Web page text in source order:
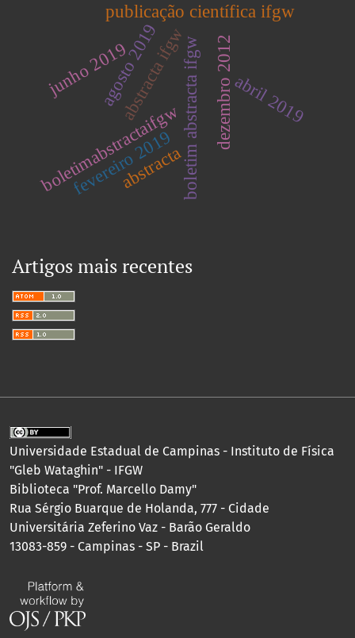
abstracta ifgwboletim abstracta ifgwdezembro 2012
boletimabstractaifgw
agosto 2019
junho 2019
publicação científica ifgw
abril 2019
fevereiro 2019
abstracta
Artigos mais recentes
Universidade Estadual de Campinas - Instituto de Física
"Gleb Wataghin" - IFGW
Biblioteca "Prof. Marcello Damy"
Rua Sérgio Buarque de Holanda, 777 - Cidade
Universitária Zeferino Vaz - Barão Geraldo
13083-859 - Campinas - SP - Brazil